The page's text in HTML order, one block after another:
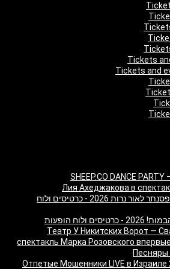
Tickets
Tickets and
SHEEP.CO DANCE
Лия Ахеджакова в
משופן ועד AC/DC - מופע פסנתר לאור נרות 2026 - כרטיסים ולוח
הופעות
"Театр У Никитских Ворот —
спектакль Марка Розовского
Отпетые Мошенники LIVE в Израиле